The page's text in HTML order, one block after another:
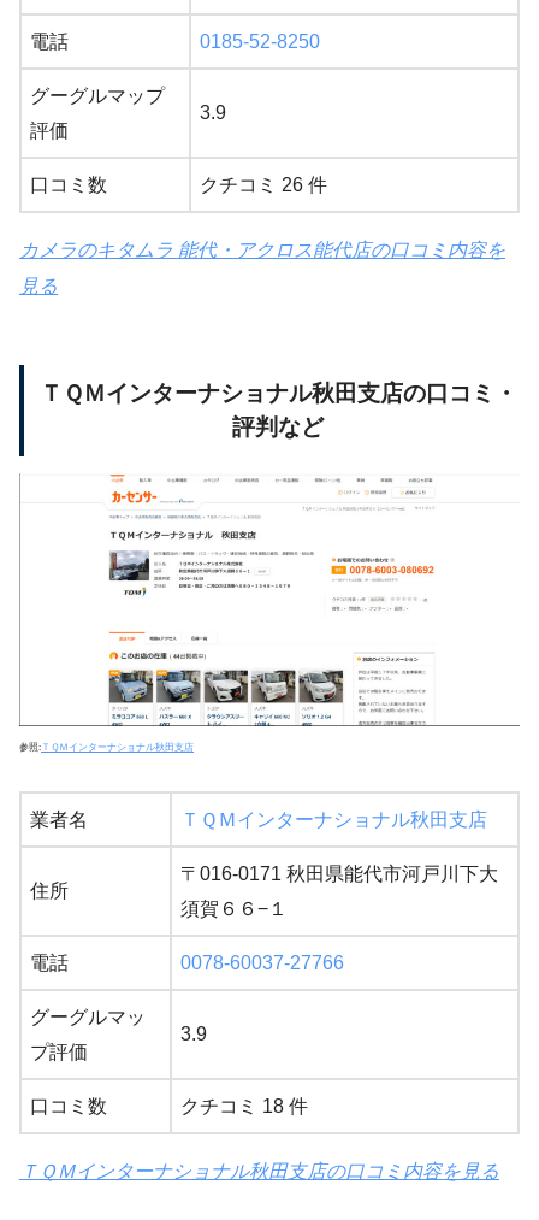
電話 0185-52-8250
グーグルマップ
評価
3.9
口コミ数 クチコミ 26 件
カメラのキタムラ 能代・アクロス能代店の口コミ内容を
見る
ＴＱＭインターナショナル秋田支店の口コミ・
評判など
参照: ＴＱＭインターナショナル秋田支店
業者名 ＴＱＭインターナショナル秋田支店
住所
〒016-0171 秋田県能代市河戸川下大
須賀６６−１
電話 0078-60037-27766
グーグルマッ
プ評価
3.9
口コミ数 クチコミ 18 件
ＴＱＭインターナショナル秋田支店の口コミ内容を見る